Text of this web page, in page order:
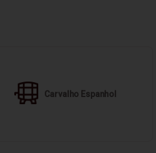
Carvalho Espanhol